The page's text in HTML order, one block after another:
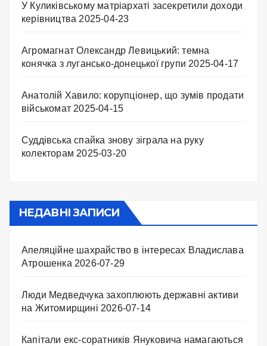
У Куликівському матріархаті засекретили доходи
керівництва 2025-04-23
Агромагнат Олександр Левицький: темна
конячка з лугансько-донецької групи 2025-04-17
Анатолій Хавило: корупціонер, що зумів продати
військомат 2025-04-15
Суддівська спайка знову зіграла на руку
колекторам 2025-03-20
НЕДАВНІ ЗАПИСИ
Апеляційне шахрайство в інтересах Владислава
Атрошенка 2026-07-29
Люди Медведчука захоплюють державні активи
на Житомирщині 2026-07-14
Капітали екс-соратників Януковича намагаються